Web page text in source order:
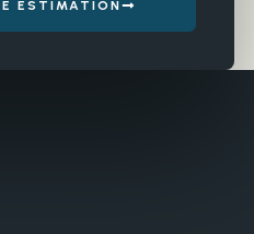
ESTIMATION